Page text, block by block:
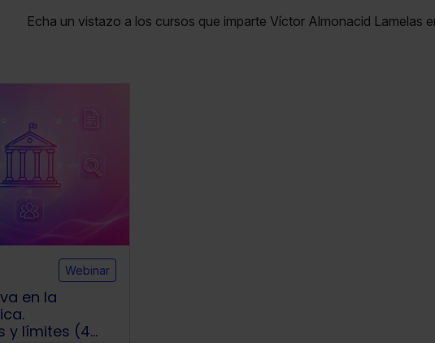
Echa un vistazo a los cursos que imparte Víctor Almonacid Lamelas
Webinar
en la
y límites (4